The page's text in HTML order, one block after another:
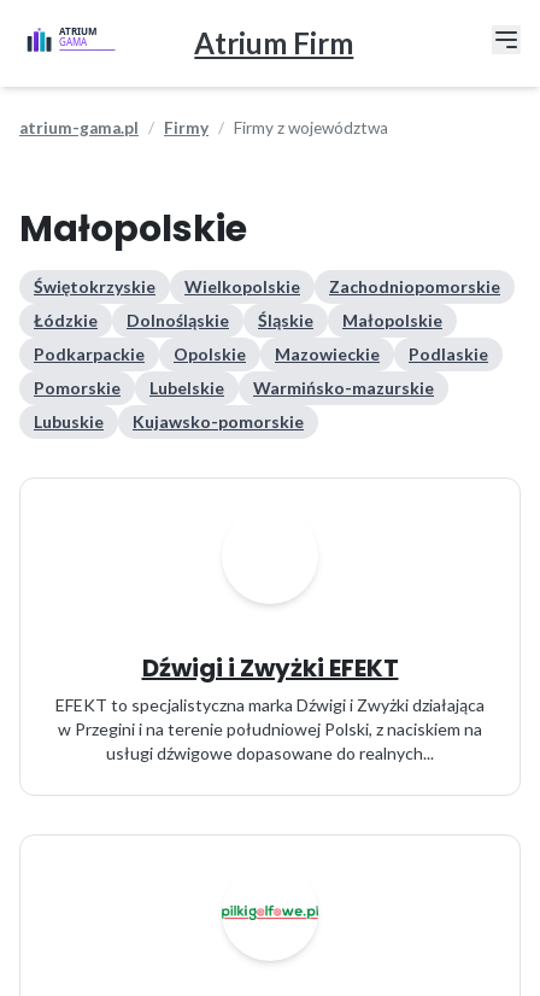
Atrium Firm
atrium-gama.pl Firmy Firmy z województwa
Małopolskie
Świętokrzyskie Wielkopolskie
Zachodniopomorskie
Łódzkie
Dolnośląskie Śląskie
Małopolskie
Podkarpackie
Opolskie Mazowieckie
Podlaskie
Pomorskie
Lubelskie
Warmińsko-mazurskie
Lubuskie
Kujawsko-pomorskie
Dźwigi i Zwyżki EFEKT
EFEKT to specjalistyczna marka Dźwigi i Zwyżki działająca
w Przegini i na terenie południowej Polski, z naciskiem na
usługi dźwigowe dopasowane do realnych...